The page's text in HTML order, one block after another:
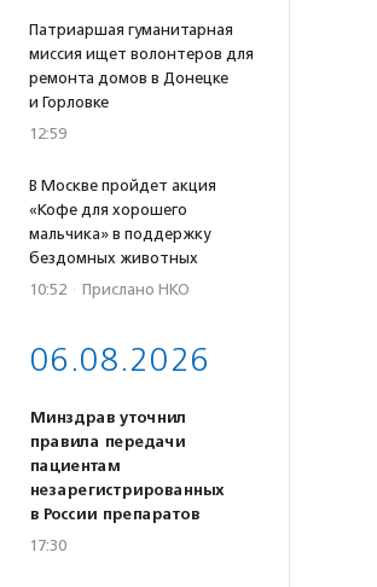
Патриаршая гуманитарная
миссия ищет волонтеров для
ремонта домов в Донецке
и Горловке
12:59
В Москве пройдет акция
«Кофе для хорошего
мальчика» в поддержку
бездомных животных
10:52 · Прислано НКО
06.08.2026
Минздрав уточнил
правила передачи
пациентам
незарегистрированных
в России препаратов
17:30